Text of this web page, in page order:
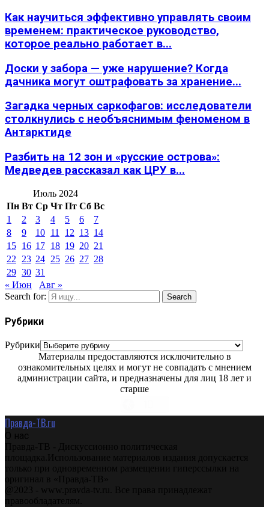
Как научиться эффективно управлять своим
временем: практическое руководство,
которое реально работает в...
Доски у забора — уже нарушение? Когда
дачника могут оштрафовать за хранение...
Загадка черных саркофагов: исследователи
столкнулись с необъяснимым феноменом в
Антарктиде
Разбить на 12 зон и «русские острова»:
Медведев рассказал как ЦРУ в...
Июль 2024
Пн Вт Ср Чт Пт Сб Вс
1
2 3 4 5 6
7
8
9 10 11 12 13 14
15 16 17 18 19 20 21
22
23 24 25 26 27 28
29 30 31
« Июн
Авг »
Search for:
Search
Рубрики
Рубрики
Материалы предоставляются исключительно в
ознакомительных целях и могут не совпадать с мнением
администрации сайта, и предназначены для лиц 18 лет и
старше
Правда-ТВ.ru
О нас
Правда-ТВ - Дискуссионно политическая
площадка.Использование материалов издания допускается
только при одновременном размещении гиперссылки на
оригинал в «Правда-ТВ»
@2023 - www.pravda-tv.ru. Все права принадлежат
правообладателям.